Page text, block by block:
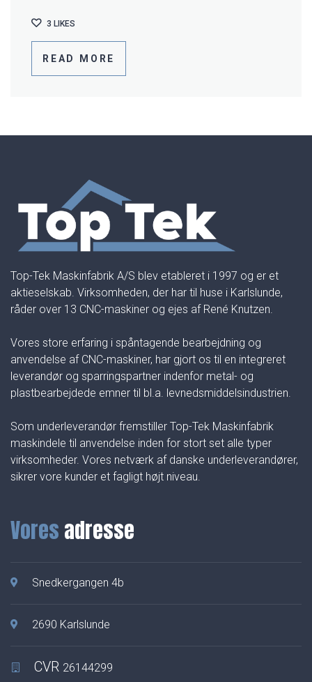
READ MORE
3 LIKES
Top-Tek Maskinfabrik A/S blev etableret i 1997 og er et
aktieselskab. Virksomheden, der har til huse i Karlslunde,
råder over 13 CNC-maskiner og ejes af René Knutzen.
Vores store erfaring i spåntagende bearbejdning og
anvendelse af CNC-maskiner, har gjort os til en integreret
leverandør og sparringspartner indenfor metal- og
plastbearbejdede emner til bl.a. levnedsmiddelsindustrien.
Som underleverandør fremstiller Top-Tek Maskinfabrik
maskindele til anvendelse inden for stort set alle typer
virksomheder. Vores netværk af danske underleverandører,
sikrer vore kunder et fagligt højt niveau.
Vores adresse
Snedkergangen 4b
2690 Karlslunde
CVR 26144299